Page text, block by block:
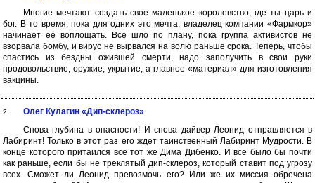
Многие мечтают создать свое маленькое королевство, где ты царь и
бог. В то время, пока для одних это мечта, владелец компании «Фармкор»
начинает её воплощать. Все шло по плану, пока группа активистов не
взорвала бомбу, и вирус не вырвался на волю раньше срока. Теперь, чтобы
спастись из бездны ожившей смерти, надо заполучить в свои руки
продовольствие, оружие, укрытие, а главное «материал» для изготовления
вакцины.
2.
Олег Кулагин «Дип-склероз»
Снова глубина в опасности! И снова дайвер Леонид отправляется в
Лабиринт! Только в этот раз его ждет таинственный Лабиринт Мудрости. В
конце которого притаился все тот же Дима Дибенко. И все было бы почти
как раньше, если бы не треклятый дип-склероз, который ставит под угрозу
всех. Сможет ли Леонид превозмочь его? Или же их миссия обречена